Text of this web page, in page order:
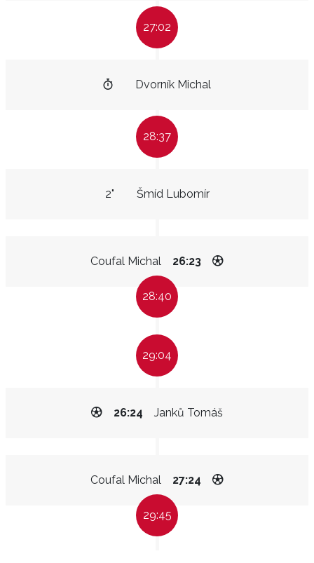
27:02
Dvorník Michal
28:37
Šmíd Lubomír
2"
Coufal Michal 26:23
28:40
29:04
Janků Tomáš
26:24
Coufal Michal 27:24
29:45